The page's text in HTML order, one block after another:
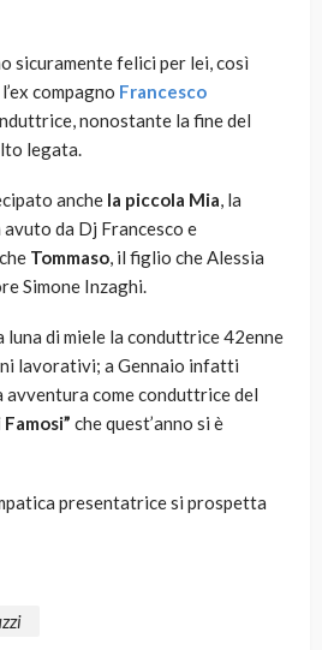
sicuramente felici per lei, così
compagno Francesco
nonostante la fine del
legata.
anche la piccola Mia, la
avuto da Dj Francesco e
Tommaso, il figlio che Alessia
Simone Inzaghi.
luna di miele la conduttrice 42enne
lavorativi; a Gennaio infatti
avventura come conduttrice del
Famosi” che quest’anno si è
presentatrice si prospetta